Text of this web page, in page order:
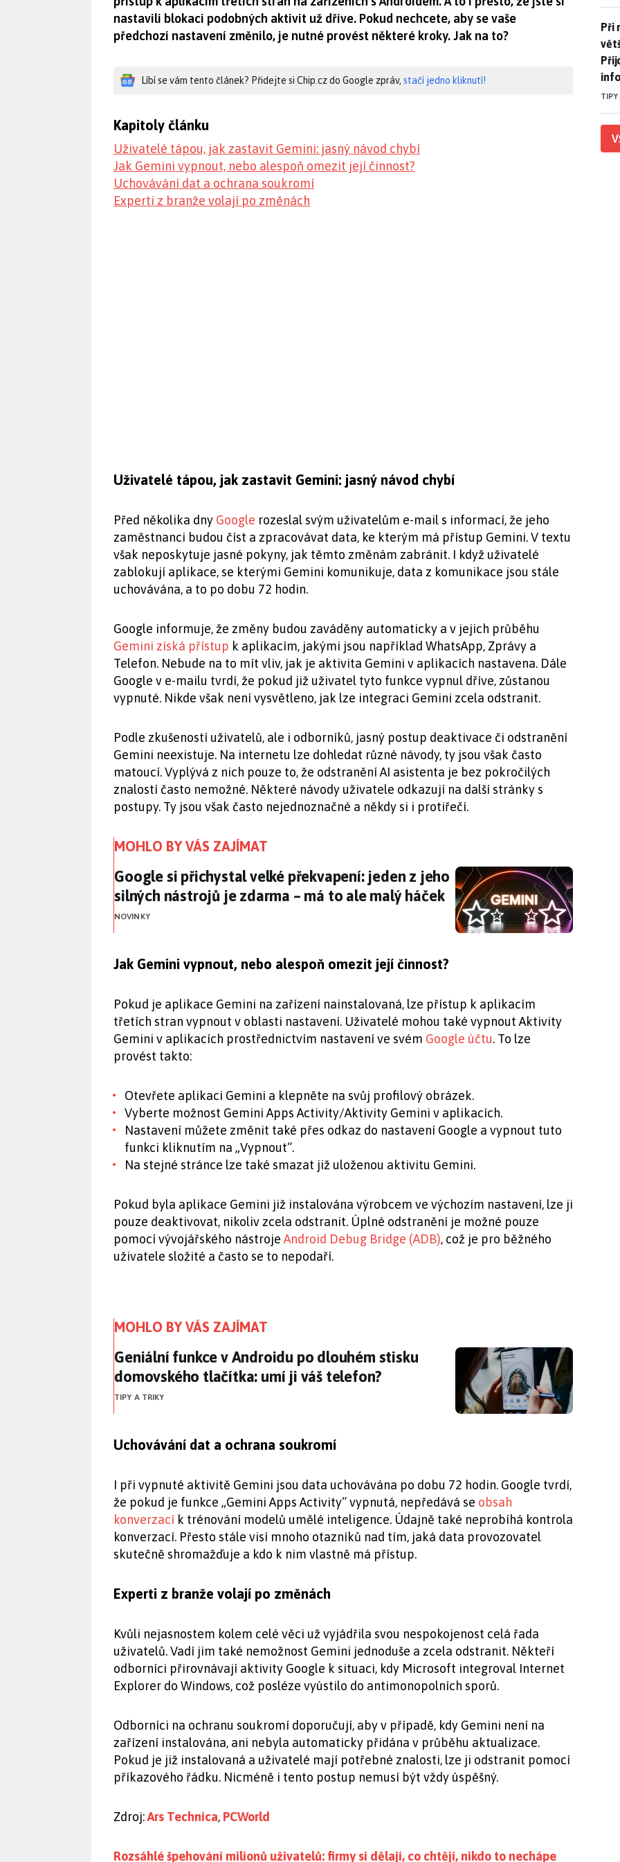
nastavili blokaci podobných aktivit už dříve. Pokud nechcete, aby se vaše
předchozí nastavení změnilo, je nutné provést některé kroky. Jak na to?
Líbí se vám tento článek? Přidejte si Chip.cz do Google zpráv, stačí jedno kliknutí!
Kapitoly článku
Uživatelé tápou, jak zastavit Gemini: jasný návod chybí
Jak Gemini vypnout, nebo alespoň omezit její činnost?
Uchovávání dat a ochrana soukromí
Experti z branže volají po změnách
Uživatelé tápou, jak zastavit Gemini: jasný návod chybí
Před několika dny Google rozeslal svým uživatelům e-mail s informací, že jeho
zaměstnanci budou číst a zpracovávat data, ke kterým má přístup Gemini. V textu
však neposkytuje jasné pokyny, jak těmto změnám zabránit. I když uživatelé
zablokují aplikace, se kterými Gemini komunikuje, data z komunikace jsou stále
uchovávána, a to po dobu 72 hodin.
Google informuje, že změny budou zaváděny automaticky a v jejich průběhu
Gemini získá přístup k aplikacím, jakými jsou například WhatsApp, Zprávy a
Telefon. Nebude na to mít vliv, jak je aktivita Gemini v aplikacích nastavena. Dále
Google v e-mailu tvrdí, že pokud již uživatel tyto funkce vypnul dříve, zůstanou
vypnuté. Nikde však není vysvětleno, jak lze integraci Gemini zcela odstranit.
Podle zkušeností uživatelů, ale i odborníků, jasný postup deaktivace či odstranění
Gemini neexistuje. Na internetu lze dohledat různé návody, ty jsou však často
matoucí. Vyplývá z nich pouze to, že odstranění AI asistenta je bez pokročilých
znalostí často nemožné. Některé návody uživatele odkazují na další stránky s
postupy. Ty jsou však často nejednoznačné a někdy si i protiřečí.
MOHLO BY VÁS ZAJÍMAT
Google si přichystal velké překvapení: jeden z jeho silných nástrojů je
Google si přichystal velké překvapení: jeden z jeho
silných nástrojů je zdarma – má to ale malý háček
NOVINKY
Jak Gemini vypnout, nebo alespoň omezit její činnost?
Pokud je aplikace Gemini na zařízení nainstalovaná, lze přístup k aplikacím
třetích stran vypnout v oblasti nastavení. Uživatelé mohou také vypnout Aktivity
Gemini v aplikacích prostřednictvím nastavení ve svém Google účtu. To lze
provést takto:
Otevřete aplikaci Gemini a klepněte na svůj profilový obrázek.
Vyberte možnost Gemini Apps Activity/Aktivity Gemini v aplikacích.
Nastavení můžete změnit také přes odkaz do nastavení Google a vypnout tuto
funkci kliknutím na „Vypnout“.
Na stejné stránce lze také smazat již uloženou aktivitu Gemini.
Pokud byla aplikace Gemini již instalována výrobcem ve výchozím nastavení, lze ji
pouze deaktivovat, nikoliv zcela odstranit. Úplné odstranění je možné pouze
pomocí vývojářského nástroje Android Debug Bridge (ADB), což je pro běžného
uživatele složité a často se to nepodaří.
MOHLO BY VÁS ZAJÍMAT
Geniální funkce v Androidu po dlouhém stisku domovského tlačítka: umí ji
Geniální funkce v Androidu po dlouhém stisku
domovského tlačítka: umí ji váš telefon?
TIPY A TRIKY
Uchovávání dat a ochrana soukromí
I při vypnuté aktivitě Gemini jsou data uchovávána po dobu 72 hodin. Google tvrdí,
že pokud je funkce „Gemini Apps Activity“ vypnutá, nepředává se obsah
konverzací k trénování modelů umělé inteligence. Údajně také neprobíhá kontrola
konverzací. Přesto stále visí mnoho otazníků nad tím, jaká data provozovatel
skutečně shromažďuje a kdo k nim vlastně má přístup.
Experti z branže volají po změnách
Kvůli nejasnostem kolem celé věci už vyjádřila svou nespokojenost celá řada
uživatelů. Vadí jim také nemožnost Gemini jednoduše a zcela odstranit. Někteří
odborníci přirovnávají aktivity Google k situaci, kdy Microsoft integroval Internet
Explorer do Windows, což posléze vyústilo do antimonopolních sporů.
Odborníci na ochranu soukromí doporučují, aby v případě, kdy Gemini není na
zařízení instalována, ani nebyla automaticky přidána v průběhu aktualizace.
Pokud je již instalovaná a uživatelé mají potřebné znalosti, lze ji odstranit pomocí
příkazového řádku. Nicméně i tento postup nemusí být vždy úspěšný.
Zdroj:Ars Technica, PCWorld
Rozsáhlé špehování milionů uživatelů: firmy si dělají, co chtějí, nikdo to nechápe
Při
Při